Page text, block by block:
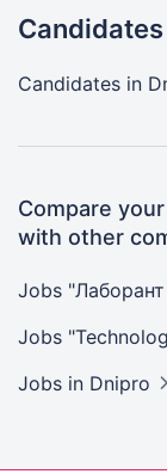
Candidates in
Compare
with other
Jobs
Jobs
Jobs in Dnipro